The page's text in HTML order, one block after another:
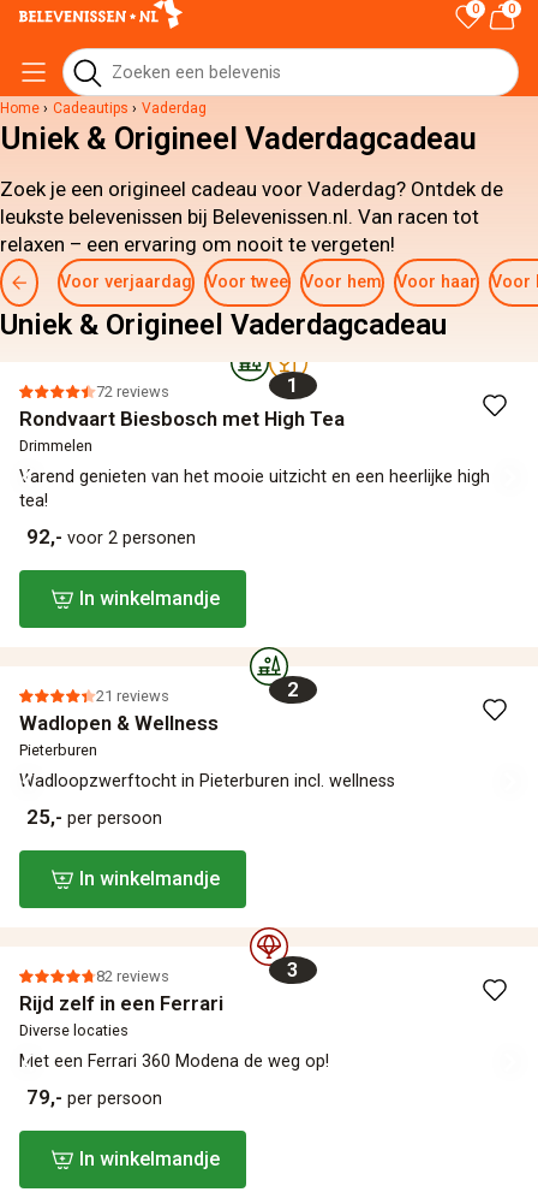
0 0
Home › Cadeautips › Vaderdag
Uniek & Origineel Vaderdagcadeau
Zoek je een origineel cadeau voor Vaderdag? Ontdek de
leukste belevenissen bij Belevenissen.nl. Van racen tot
relaxen – een ervaring om nooit te vergeten!
Voor verjaardag Voor twee Voor hem Voor haar Voor
Uniek & Origineel Vaderdagcadeau
1
72 reviews
Rondvaart Biesbosch met High Tea
Drimmelen
Varend genieten van het mooie uitzicht en een heerlijke high
tea!
92,- voor 2 personen
In winkelmandje
2
21 reviews
Wadlopen & Wellness
Pieterburen
Wadloopzwerftocht in Pieterburen incl. wellness
25,- per persoon
In winkelmandje
3
82 reviews
Rijd zelf in een Ferrari
Diverse locaties
Met een Ferrari 360 Modena de weg op!
79,- per persoon
In winkelmandje